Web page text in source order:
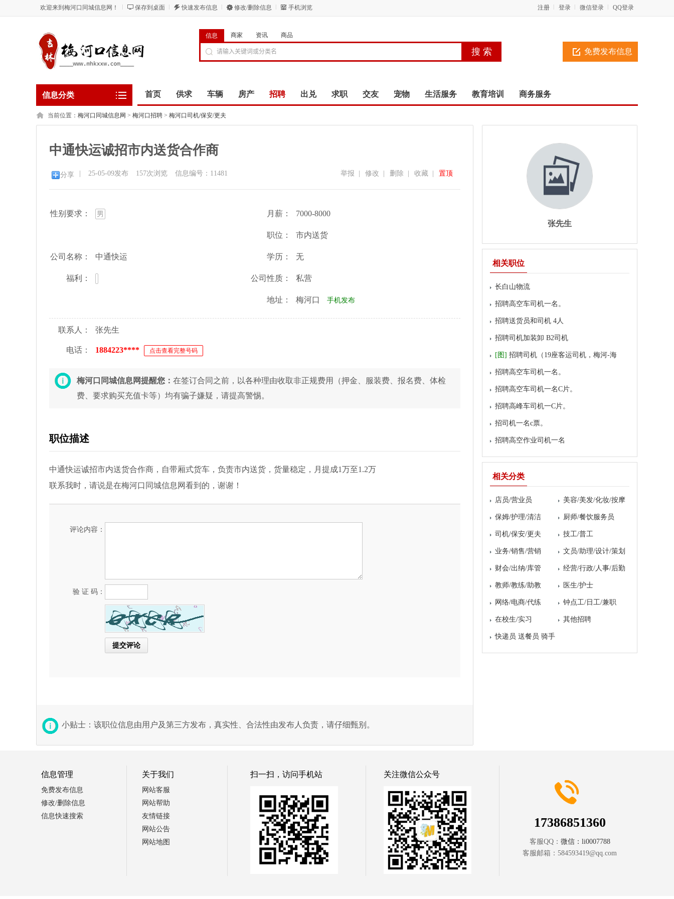
欢迎来到梅河口同城信息网！ 保存到桌面 快速发布信息 修改/删除信息 手机浏览 QQ登录
微信登录
登录
注册
免费发布信息
信息 商家 资讯 商品
信息分类 首页 供求 车辆 房产 招聘 出兑 求职 交友 宠物 生活服务 教育培训 商务服务
当前位置： 梅河口同城信息网 > 梅河口招聘 > 梅河口司机/保安/更夫
中通快运诚招市内送货合作商
分享 25-05-09发布 157次浏览 信息编号：11481 置顶
收藏
删除
修改
举报
性别要求： 男 月薪： 7000-8000
职位： 市内送货
公司名称： 中通快运 学历： 无
福利： 公司性质： 私营
地址： 梅河口 手机发布
联系人： 张先生
电话： 1884223**** 点击查看完整号码
梅河口同城信息网提醒您： 在签订合同之前，以各种理由收取非正规费用（押金、服装费、报名费、体检
费、要求购买充值卡等）均有骗子嫌疑，请提高警惕。
职位描述
中通快运诚招市内送货合作商，自带厢式货车，负责市内送货，货量稳定，月提成1万至1.2万
联系我时，请说是在梅河口同城信息网看到的，谢谢！
评论内容：
验 证 码：
小贴士：该职位信息由用户及第三方发布，真实性、合法性由发布人负责，请仔细甄别。
张先生
相关职位
长白山物流
招聘高空车司机一名。
招聘送货员和司机 4人
招聘司机加装卸 B2司机
[图] 招聘司机（19座客运司机，梅河-海
龙）
招聘高空车司机一名。
招聘高空车司机一名C片。
招聘高峰车司机一C片。
招司机一名c票。
招聘高空作业司机一名
相关分类
店员/营业员 美容/美发/化妆/按摩
保姆/护理/清洁 厨师/餐饮服务员
司机/保安/更夫 技工/普工
业务/销售/营销 文员/助理/设计/策划
财会/出纳/库管 经营/行政/人事/后勤
教师/教练/助教 医生/护士
网络/电商/代练 钟点工/日工/兼职
在校生/实习 其他招聘
快递员 送餐员 骑手
信息管理
免费发布信息
修改/删除信息
信息快速搜索
关于我们
网站客服
网站帮助
友情链接
网站公告
网站地图
扫一扫，访问手机站 关注微信公众号
17386851360
客服QQ： 微信：li0007788
客服邮箱： 584593419@qq.com